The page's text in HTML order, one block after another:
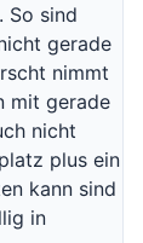
So sind
gerade
nimmt
mit gerade
nicht
plus ein
kann sind
in